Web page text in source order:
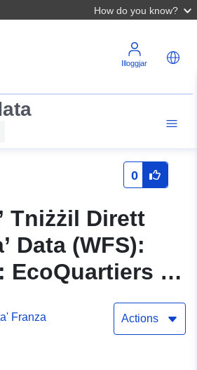
How do you know?
Illoggjar
0
Tniżżil Dirett
Data (WFS):
EcoQuartiers —
u rebbieħa għal
proġetti 2009
Franza Actions